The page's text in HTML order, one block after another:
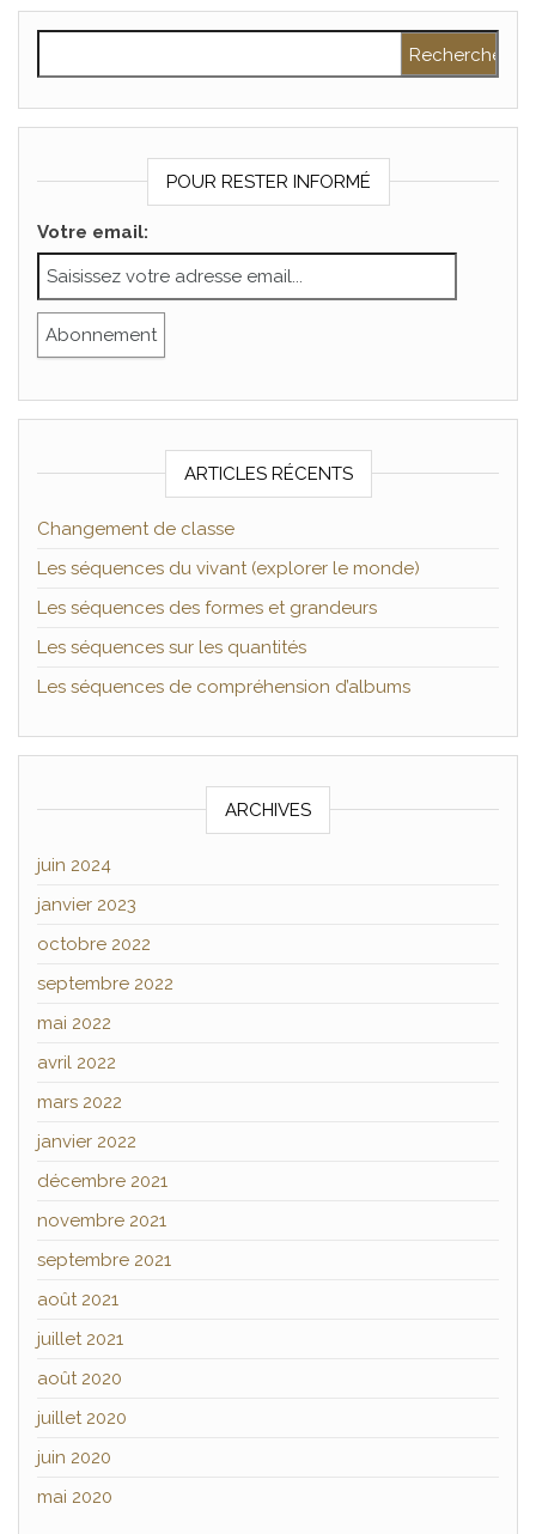
POUR RESTER INFORMÉ
Votre email:
ARTICLES RÉCENTS
Changement de classe
Les séquences du vivant (explorer le monde)
Les séquences des formes et grandeurs
Les séquences sur les quantités
Les séquences de compréhension d’albums
ARCHIVES
juin 2024
janvier 2023
octobre 2022
septembre 2022
mai 2022
avril 2022
mars 2022
janvier 2022
décembre 2021
novembre 2021
septembre 2021
août 2021
juillet 2021
août 2020
juillet 2020
juin 2020
mai 2020